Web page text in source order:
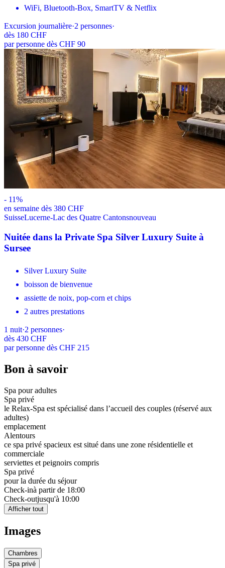
WiFi, Bluetooth-Box, SmartTV & Netflix
Excursion journalière·2 personnes·
dès 180 CHF
par personne dès CHF 90
- 11%
en semaine dès 380 CHF
SuisseLucerne-Lac des Quatre Cantonsnouveau
Nuitée dans la Private Spa Silver Luxury Suite à
Sursee
Silver Luxury Suite
boisson de bienvenue
assiette de noix, pop-corn et chips
2 autres prestations
1 nuit·2 personnes·
dès 430 CHF
par personne dès CHF 215
Bon à savoir
Spa pour adultes
Spa privé
le Relax-Spa est spécialisé dans l’accueil des couples (réservé aux
adultes)
emplacement
Alentours
ce spa privé spacieux est situé dans une zone résidentielle et
commerciale
serviettes et peignoirs compris
Spa privé
pour la durée du séjour
Check-inà partir de 18:00
Check-outjusqu'à 10:00
Afficher tout
Images
Chambres
Spa privé